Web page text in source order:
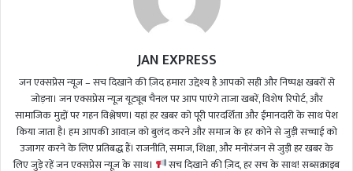
JAN EXPRESS
जन एक्सप्रेस न्यूज़ – सच दिखाने की ज़िद हमारा उद्देश्य है आपको सही और निष्पक्ष खबरों से
जोड़ना। जन एक्सप्रेस न्यूज़ यूट्यूब चैनल पर आप पाएंगे ताजा खबरें, विशेष रिपोर्ट, और
सामाजिक मुद्दों पर गहन विश्लेषण। यहां हर खबर को पूरी पारदर्शिता और ईमानदारी के साथ पेश
किया जाता है। हम आपकी आवाज़ को बुलंद करने और समाज के हर कोने से जुड़ी सच्चाई को
उजागर करने के लिए प्रतिबद्ध हैं। राजनीति, समाज, शिक्षा, और मनोरंजन से जुड़ी हर खबर के
लिए जुड़े रहें जन एक्सप्रेस न्यूज़ के साथ।
सच दिखाने की ज़िद, हर सच के साथ! सब्सक्राइब